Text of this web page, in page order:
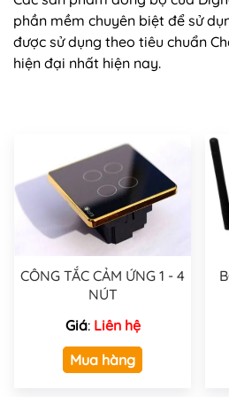
phần mềm chuyên biệt để sử
được sử dụng theo tiêu chuẩn
hiện đại nhất hiện nay.
CÔNG TẮC CẢM ỨNG 1 - 4
NÚT
Giá: Liên hệ
Mua hàng